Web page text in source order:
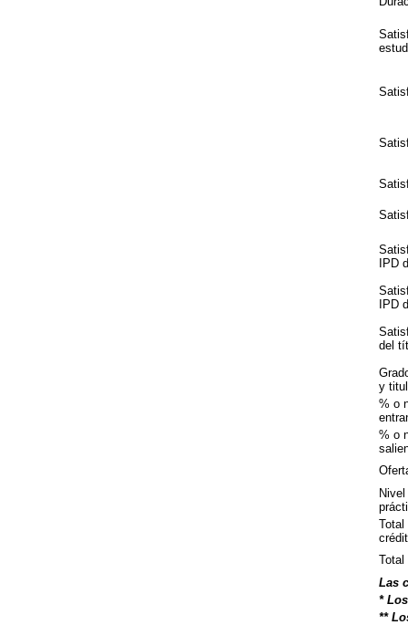
IPD
IPD
del
y
% o
% o
Total
Total
Las
*
**